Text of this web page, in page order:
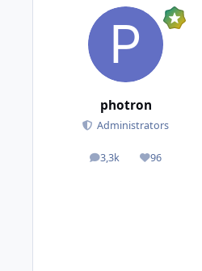
photron
Administrators
3,3k
posts 96
Reputation